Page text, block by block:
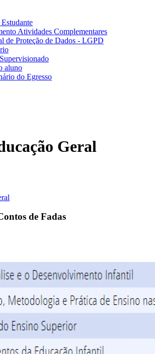
Atividades Complementares
de Proteção de Dados - LGPD
aluno
do Egresso
Geral
de Fadas